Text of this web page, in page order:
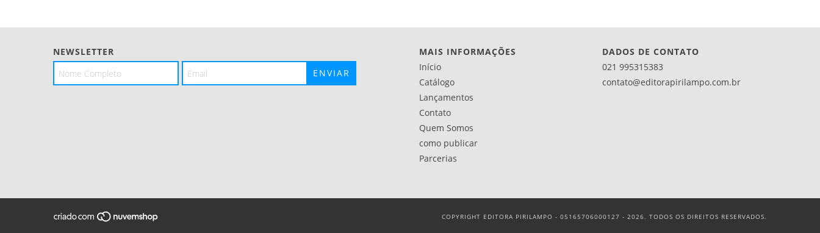
NEWSLETTER
MAIS INFORMAÇÕES
Início
Catálogo
Lançamentos
Contato
Quem Somos
como publicar
Parcerias
DADOS DE CONTATO
021 995315383
contato@editorapirilampo.com.br
COPYRIGHT EDITORA PIRILAMPO - 05165706000127 - 2026. TODOS OS DIREITOS RESERVADOS.